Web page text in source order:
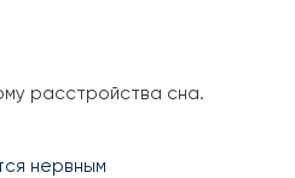
расстройства сна.
нервным